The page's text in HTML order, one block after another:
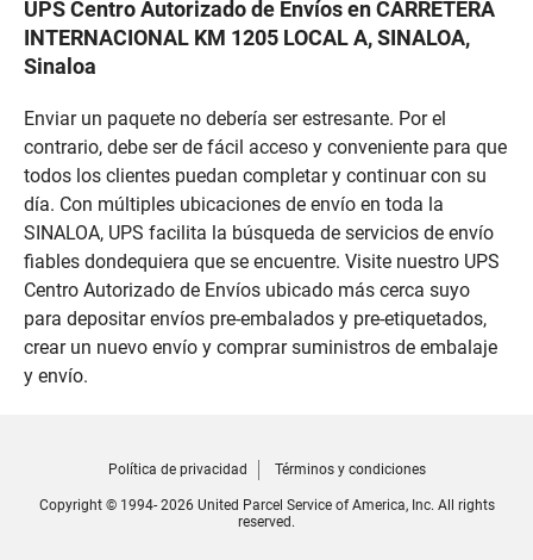
UPS Centro Autorizado de Envíos en CARRETERA
INTERNACIONAL KM 1205 LOCAL A, SINALOA,
Sinaloa
Enviar un paquete no debería ser estresante. Por el
contrario, debe ser de fácil acceso y conveniente para que
todos los clientes puedan completar y continuar con su
día. Con múltiples ubicaciones de envío en toda la
SINALOA, UPS facilita la búsqueda de servicios de envío
fiables dondequiera que se encuentre. Visite nuestro UPS
Centro Autorizado de Envíos ubicado más cerca suyo
para depositar envíos pre-embalados y pre-etiquetados,
crear un nuevo envío y comprar suministros de embalaje
y envío.
Política de privacidad Términos y condiciones
Copyright © 1994- 2026 United Parcel Service of America, Inc. All rights
reserved.